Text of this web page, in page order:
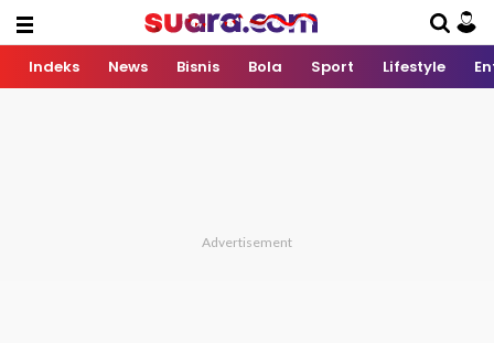
Indeks News Bisnis Bola Sport Lifestyle